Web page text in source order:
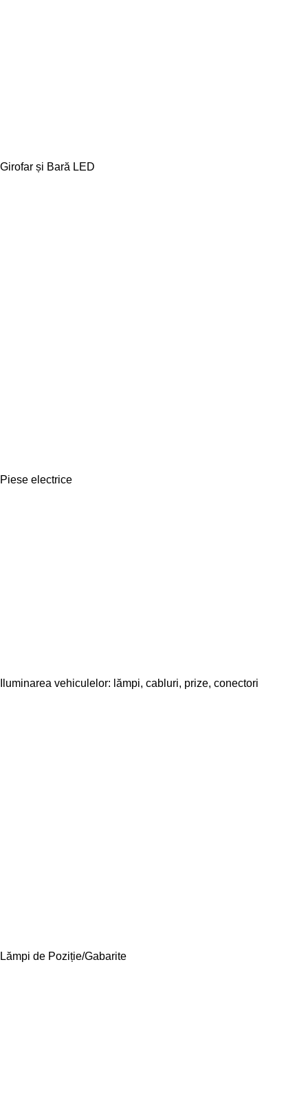
Girofar și Bară LED
Piese electrice
Iluminarea vehiculelor: lămpi, cabluri, prize, conectori
Lămpi de Poziție/Gabarite